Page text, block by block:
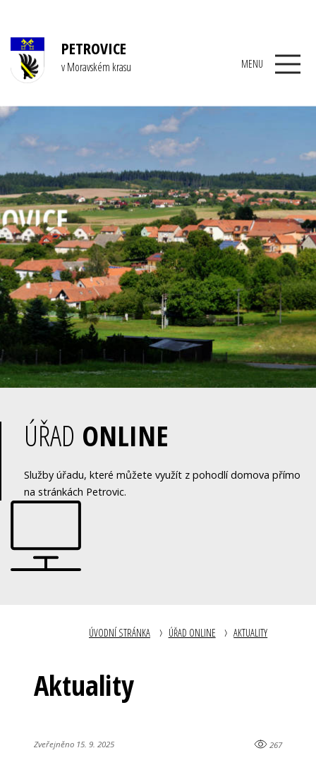
PETROVICE
v Moravském krasu MENU
ÚŘAD ONLINE
Služby úřadu, které můžete využít z pohodlí domova přímo
na stránkách Petrovic.
ÚVODNÍ STRÁNKA ÚŘAD ONLINE AKTUALITY
Aktuality
Zveřejněno 15. 9. 2025 267